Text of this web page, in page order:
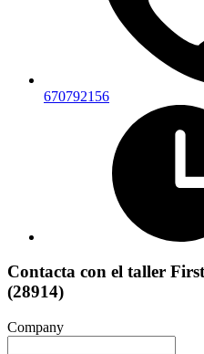
670792156
Contacta con el taller
(28914)
Company